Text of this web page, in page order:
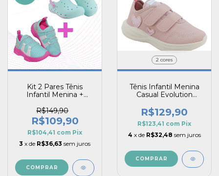
Kit 2 Pares Tênis
Infantil Menina +
com Pé – Conforto
em Dobro
R$149,90
R$109,90
R$104,41 com Pix
3 x de R$36,63 sem juros
COMPRAR
2 cores
Tênis Infantil Menina
Casual Evolution
com Pé Fechamento
Prático Detalhe em
Corações
R$129,90
R$123,41 com Pix
4 x de R$32,48 sem juros
COMPRAR